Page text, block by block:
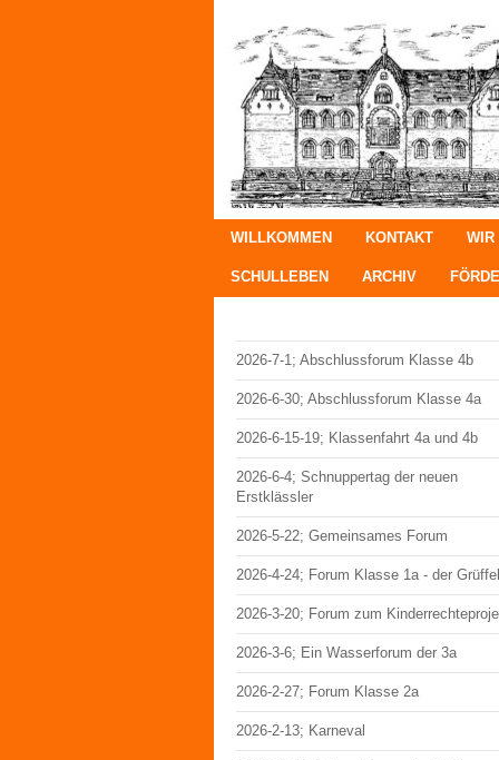
WILLKOMMEN KONTAKT WIR
SCHULLEBEN ARCHIV
2026-7-1; Abschlussforum Klasse 4b
2026-6-30; Abschlussforum Klasse 4a
2026-6-15-19; Klassenfahrt 4a und 4b
2026-6-4; Schnuppertag der neuen
Erstklässler
2026-5-22; Gemeinsames Forum
2026-4-24; Forum Klasse 1a - der
2026-3-20; Forum zum
2026-3-6; Ein Wasserforum der 3a
2026-2-27; Forum Klasse 2a
2026-2-13; Karneval